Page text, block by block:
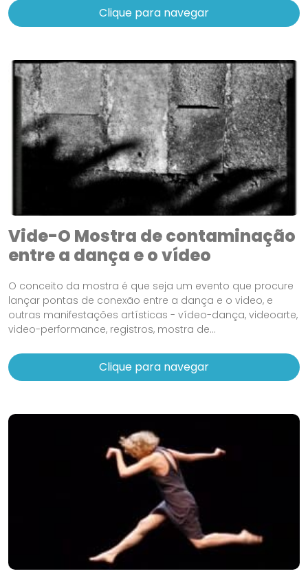
Clique para navegar
Vide-O Mostra de contaminação
entre a dança e o vídeo
O conceito da mostra é que seja um evento que procure
lançar pontas de conexão entre a dança e o video, e
outras manifestações artísticas - vídeo-dança, videoarte,
video-performance, registros, mostra de...
Clique para navegar